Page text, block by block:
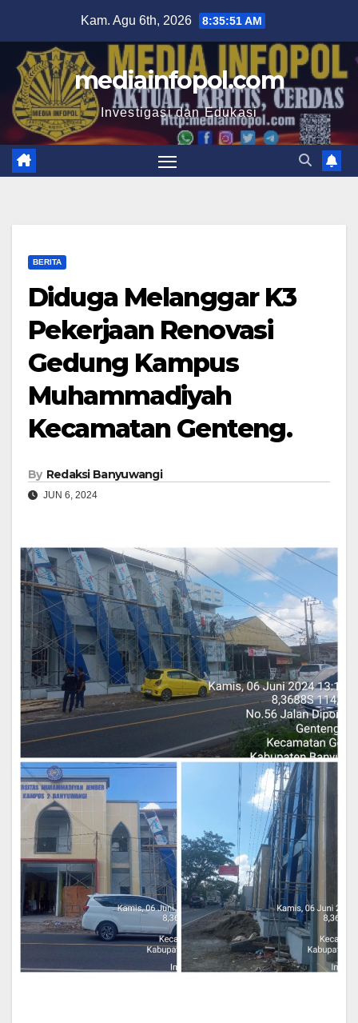
content
Kam. Agu 6th, 2026 8:35:53 AM
mediainfopol.com
Investigasi dan Edukasi
BERITA
Diduga Melanggar K3
Pekerjaan Renovasi
Gedung Kampus
Muhammadiyah
Kecamatan Genteng.
By Redaksi Banyuwangi
JUN 6, 2024